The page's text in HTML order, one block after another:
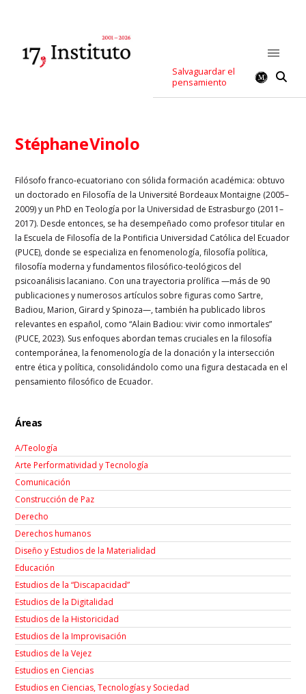
Salvaguardar el
pensamiento
Stéphane Vinolo
Filósofo franco‑ecuatoriano con sólida formación académica: obtuvo
un doctorado en Filosofía de la Université Bordeaux Montaigne (2005–
2009) y un PhD en Teología por la Universidad de Estrasburgo (2011–
2017). Desde entonces, se ha desempeñado como profesor titular en
la Escuela de Filosofía de la Pontificia Universidad Católica del Ecuador
(PUCE), donde se especializa en fenomenología, filosofía política,
filosofía moderna y fundamentos filosófico‑teológicos del
psicoanálisis lacaniano. Con una trayectoria prolífica —más de 90
publicaciones y numerosos artículos sobre figuras como Sartre,
Badiou, Marion, Girard y Spinoza—, también ha publicado libros
relevantes en español, como “Alain Badiou: vivir como inmortales”
(PUCE, 2023). Sus enfoques abordan temas cruciales en la filosofía
contemporánea, la fenomenología de la donación y la intersección
entre ética y política, consolidándolo como una figura destacada en el
pensamiento filosófico de Ecuador.
Áreas
A/Teología
Arte Performatividad y Tecnología
Comunicación
Construcción de Paz
Derecho
Derechos humanos
Diseño y Estudios de la Materialidad
Educación
Estudios de la “Discapacidad”
Estudios de la Digitalidad
Estudios de la Historicidad
Estudios de la Improvisación
Estudios de la Vejez
Estudios en Ciencias
Estudios en Ciencias, Tecnologías y Sociedad